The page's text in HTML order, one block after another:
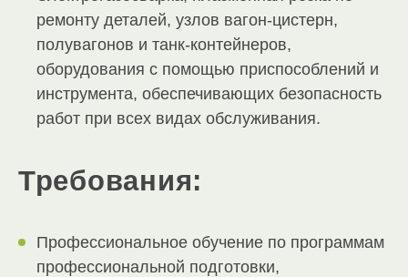
ремонту деталей, узлов вагон-цистерн,
полувагонов и танк-контейнеров,
оборудования с помощью приспособлений и
инструмента, обеспечивающих безопасность
работ при всех видах обслуживания.
Требования:
Профессиональное обучение по программам
профессиональной подготовки,